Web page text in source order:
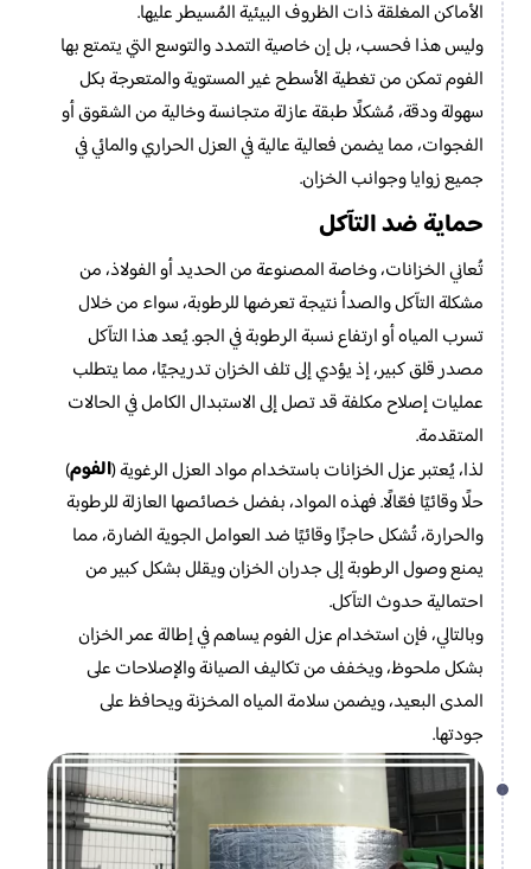
الأماكن المغلقة ذات الظروف البيئية المُسيطر عليها.
وليس هذا فحسب، بل إن خاصية التمدد والتوسع التي يتمتع بها
الفوم تمكن من تغطية الأسطح غير المستوية والمتعرجة بكل
سهولة ودقة، مُشكلًا طبقة عازلة متجانسة وخالية من الشقوق أو
الفجوات، مما يضمن فعالية عالية في العزل الحراري والمائي في
جميع زوايا وجوانب الخزان.
حماية ضد التآكل
تُعاني الخزانات، وخاصة المصنوعة من الحديد أو الفولاذ، من
مشكلة التآكل والصدأ نتيجة تعرضها للرطوبة، سواء من خلال
تسرب المياه أو ارتفاع نسبة الرطوبة في الجو. يُعد هذا التآكل
مصدر قلق كبير، إذ يؤدي إلى تلف الخزان تدريجيًا، مما يتطلب
عمليات إصلاح مكلفة قد تصل إلى الاستبدال الكامل في الحالات
المتقدمة.
لذا، يُعتبر عزل الخزانات باستخدام مواد العزل الرغوية (الفوم)
حلًا وقائيًا فعّالًا. فهذه المواد، بفضل خصائصها العازلة للرطوبة
والحرارة، تُشكل حاجزًا وقائيًا ضد العوامل الجوية الضارة، مما
يمنع وصول الرطوبة إلى جدران الخزان ويقلل بشكل كبير من
احتمالية حدوث التآكل.
وبالتالي، فإن استخدام عزل الفوم يساهم في إطالة عمر الخزان
بشكل ملحوظ، ويخفف من تكاليف الصيانة والإصلاحات على
المدى البعيد، ويضمن سلامة المياه المخزنة ويحافظ على
جودتها.